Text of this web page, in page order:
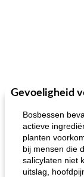
Gevoeligheid
Bosbessen
actieve
planten
bij mensen die
salicylaten niet
uitslag,